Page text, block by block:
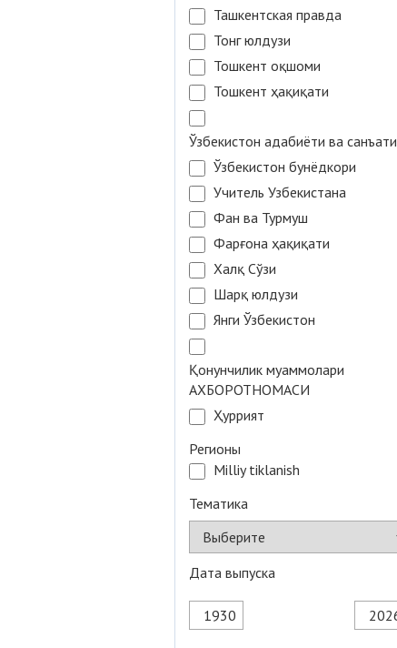
Ташкентская правда
Тонг юлдузи
Тошкент оқшоми
Тошкент ҳақиқати
Ўзбекистон адабиёти ва санъати
Ўзбекистон бунёдкори
Учитель Узбекистана
Фан ва Турмуш
Фарғона ҳақиқати
Халқ Сўзи
Шарқ юлдузи
Янги Ўзбекистон
Қонунчилик муаммолари
АХБОРОТНОМАСИ
Ҳуррият
Регионы
Milliy tiklanish
Тематика
Дата выпуска